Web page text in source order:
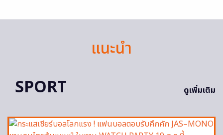
แนะนำ
SPORT
ดูเพิ่มเติม